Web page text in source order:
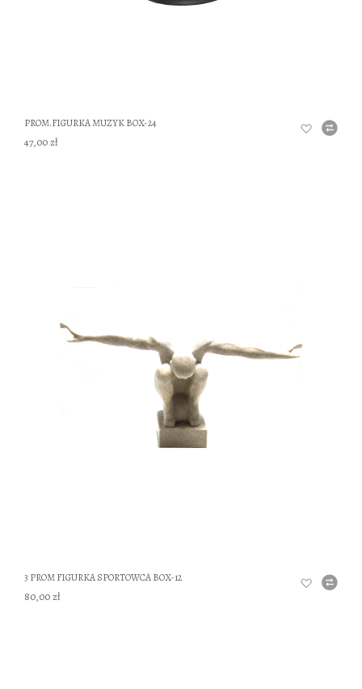
PROM.FIGURKA MUZYK BOX-24
47,00 zł
3 PROM FIGURKA SPORTOWCA BOX-12
80,00 zł